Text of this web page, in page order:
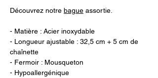
Découvrez notre bague assortie.
- Matière : Acier inoxydable
- Longueur ajustable : 32,5 cm + 5 cm de
chaînette
- Fermoir : Mousqueton
- Hypoallergénique